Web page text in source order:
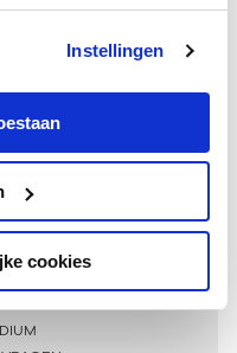
Instellingen
cookies